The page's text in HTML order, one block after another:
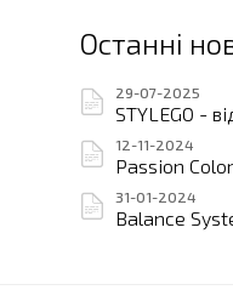
Останні
29-07-2025
STYLEGO -
12-11-2024
Passion
31-01-2024
Balance